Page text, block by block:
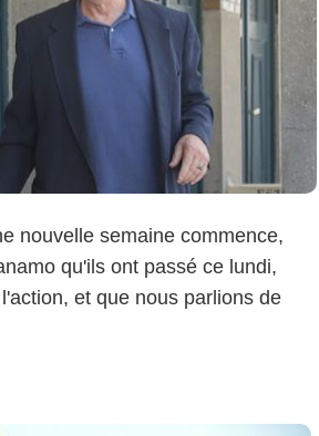
nouvelle semaine commence,
qu'ils ont passé ce lundi,
et que nous parlions de